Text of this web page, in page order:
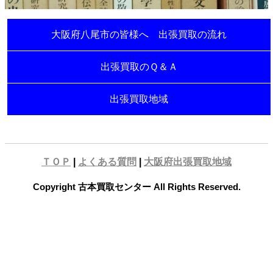
大阪府八尾市の皆様へ 出張買取の流れ
出張買取のＱ＆Ａ
出張買取地域
ＴＯＰ よくある質問 大阪府出張買取地域
Copyright 古本買取センター All Rights Reserved.